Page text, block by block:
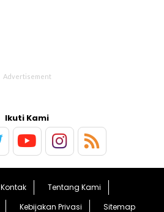
Ikuti Kami
Kontak
Tentang Kami
Kebijakan Privasi Sitemap